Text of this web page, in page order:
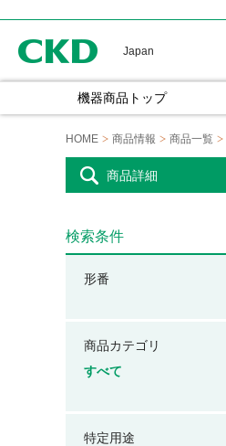
Japan
機器商品トップ
HOME 商品情報 商品一覧
商品詳細
検索条件
形番
商品カテゴリ
すべて
特定用途